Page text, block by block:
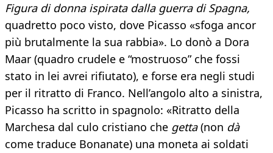
Figura di donna ispirata dalla guerra di Spagna,
quadretto poco visto, dove Picasso «sfoga ancor
più brutalmente la sua rabbia». Lo donò a Dora
Maar (quadro crudele e “mostruoso” che fossi
stato in lei avrei rifiutato), e forse era negli studi
per il ritratto di Franco. Nell’angolo alto a sinistra,
Picasso ha scritto in spagnolo: «Ritratto della
Marchesa dal culo cristiano che getta(non dà
come traduce Bonanate) una moneta ai soldati